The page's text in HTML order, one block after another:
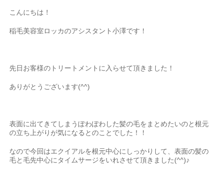
こんにちは！
稲毛美容室ロッカのアシスタント小澤です！
先日お客様のトリートメントに入らせて頂きました！
ありがとうございます(^^)
表面に出てきてしまうぽわぽわした髪の毛をまとめたいのと根元
の立ち上がりが気になるとのことでした！！
なので今回はエクイアルを根元中心にしっかりして、表面の髪の
毛と毛先中心にタイムサージをいれさせて頂きました(^^)♪